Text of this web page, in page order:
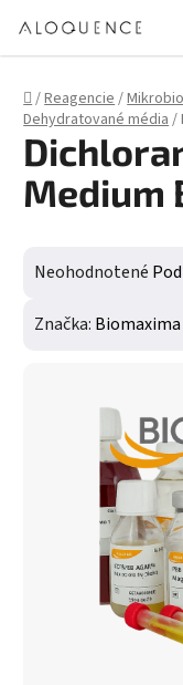
Domov
/Reagencie/
Dehydratované média/
Medium
Priemerné
Neohodnotené
Značka: Biomaxima